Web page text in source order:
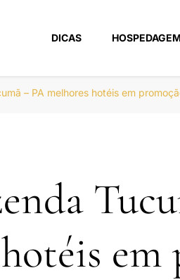
DICAS
– PA melhores hotéis em
em